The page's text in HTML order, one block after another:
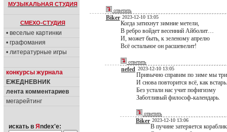
МУЗЫКАЛЬНАЯ СТУДИЯ
СМЕХО-СТУДИЯ
• веселые картинки
• графомания
• литературные игры
конкурсы журнала
ЕЖЕДНЕВНИК
лента комментариев
мегарейтинг
искать в Я ndex'е:
ответить
Biker 2023-12-10 13:05
Когда затихнут зимние метели,
В ребро войдет весенний Айболит…
И, может быть, к зеленому апрелю
Всё остальное он расшевелит!
ответить
nefed 2023-12-10 13:05
Привычно справим по зиме мы
И снова повторится всё, как
Без устали нас учит пофигизму
Заботливый философ-календарь.
ответить
Biker 2023-12-10 13:06
В пучине затеряется